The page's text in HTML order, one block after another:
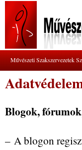
Művészeti Szakszervezetek
Blogok,
– A blogon